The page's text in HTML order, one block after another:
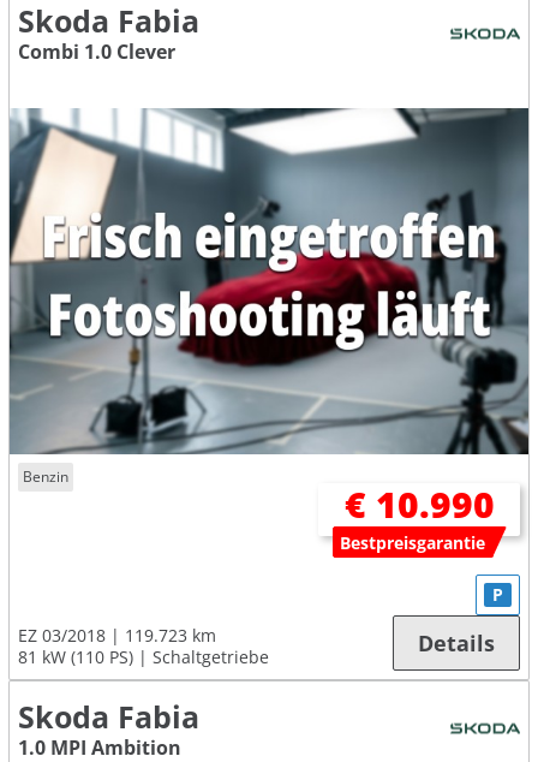
Skoda Fabia
Combi 1.0 Clever
Benzin
€ 10.990
Bestpreisgarantie
EZ 03/2018
119.723 km
81 kW (110 PS)
Schaltgetriebe
P
Details
Skoda Fabia
1.0 MPI Ambition